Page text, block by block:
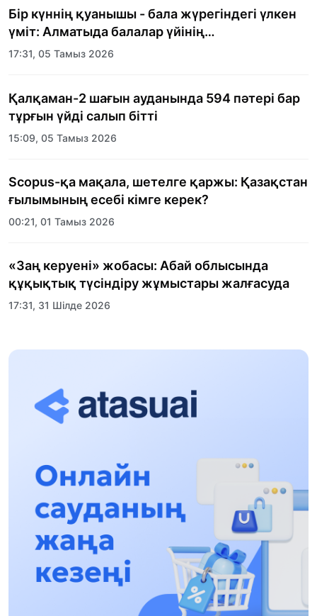
Бір күннің қуанышы - бала жүрегіндегі үлкен
үміт: Алматыда балалар үйінің
тәрбиеленушілеріне мерекелік күн
17:31, 05 Тамыз 2026
Қалқаман-2 шағын ауданында 594 пәтері бар
тұрғын үйді салып бітті
15:09, 05 Тамыз 2026
Scopus-қа мақала, шетелге қаржы: Қазақстан
ғылымының есебі кімге керек?
00:21, 01 Тамыз 2026
«Заң керуені» жобасы: Абай облысында
құқықтық түсіндіру жұмыстары жалғасуда
17:31, 31 Шілде 2026
Халықаралық «Формула-1 H2O» жарысын
13:13, 30 Шілде 2026
12:01, 28 Шілде 2026
Абзал Достияр: Думан Мұхаметкәрімді
Алматы түрмесіне ауыстыруы мүмкін
16:15, 27 Шілде 2026
Өскенбай Құлатайұлы: Руханиятқа қызмет